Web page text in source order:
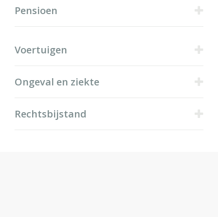
Pensioen
Voertuigen
Ongeval en ziekte
Rechtsbijstand